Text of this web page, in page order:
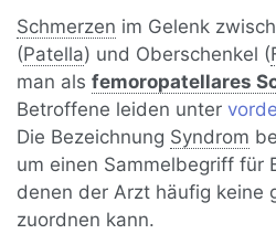
Schmerzen im Gelenk
(Patella) und Oberschenkel (
man alsfemoropatellares
Betroffene leiden unter
Die Bezeichnung Syndrom
um einen Sammelbegriff für
denen der Arzt häufig keine
zuordnen kann.